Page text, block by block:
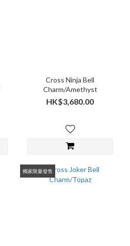
Cross Ninja Bell
Charm/Amethyst
HK$3,680.00
獨家限量發售